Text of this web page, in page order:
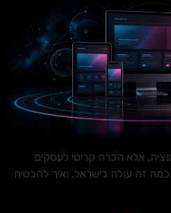
אלא הכרח קריטי לעסקים
כמה זה עולה בישראל, ואיך להבטיח